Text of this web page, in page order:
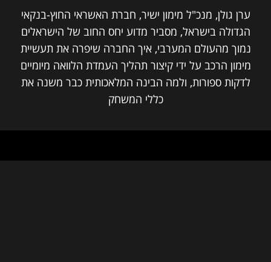
ערן גולן, מנכ"ל מימון ישיר, חברת האשראי החוץ-בנקאי
הגדולה בישראל, מסביר מדוע יחס החוב של הישראלים
נמוך מהעולם המערבי, איך החברה שיפרה את תעשיית
מימון הרכב על ידי קיצור תהליך העמדת הלוואה מיומיים
לדקות ספורות, ולמה הבינה המלאכותית כבר משנה את
כללי המשחק